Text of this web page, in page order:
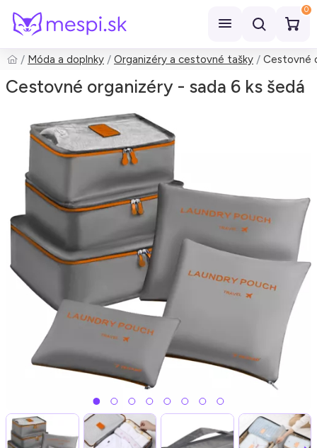
0
Hľadať
Móda a doplnky Organizéry a cestovné tašky Cestovné
Cestovné organizéry - sada 6 ks šedá